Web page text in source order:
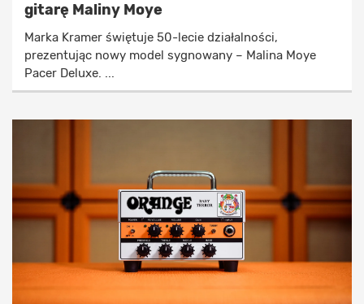
gitarę Maliny Moye
Marka Kramer świętuje 50-lecie działalności,
prezentując nowy model sygnowany – Malina Moye
Pacer Deluxe. ...